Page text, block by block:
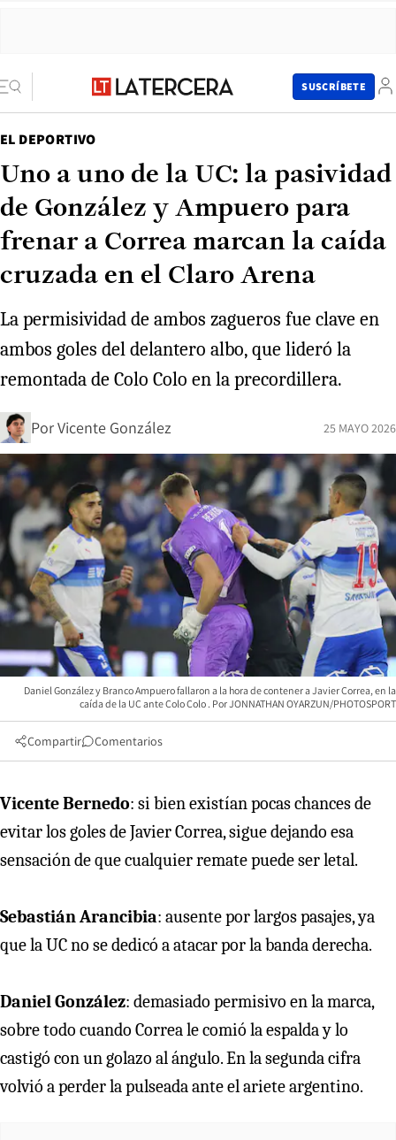
SUSCRÍBETE
EL DEPORTIVO
Uno a uno de la UC: la pasividad
de González y Ampuero para
frenar a Correa marcan la caída
cruzada en el Claro Arena
La permisividad de ambos zagueros fue clave en
ambos goles del delantero albo, que lideró la
remontada de Colo Colo en la precordillera.
PorVicente González 25 MAYO 2026
Daniel González y Branco Ampuero fallaron a la hora de contener a Javier Correa, en la
caída de la UC ante Colo Colo
JONNATHAN OYARZUN/PHOTOSPORT
Compartir Comentarios
Vicente Bernedo: si bien existían pocas chances de
evitar los goles de Javier Correa, sigue dejando esa
sensación de que cualquier remate puede ser letal.
Sebastián Arancibia: ausente por largos pasajes, ya
que la UC no se dedicó a atacar por la banda derecha.
Daniel González: demasiado permisivo en la marca,
sobre todo cuando Correa le comió la espalda y lo
castigó con un golazo al ángulo. En la segunda cifra
volvió a perder la pulseada ante el ariete argentino.